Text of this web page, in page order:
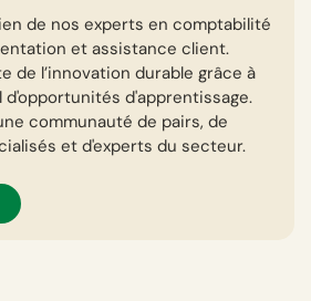
de nos experts en comptabilité
et assistance client.
de l’innovation durable grâce à
d'opportunités d'apprentissage.
communauté de pairs, de
et d'experts du secteur.